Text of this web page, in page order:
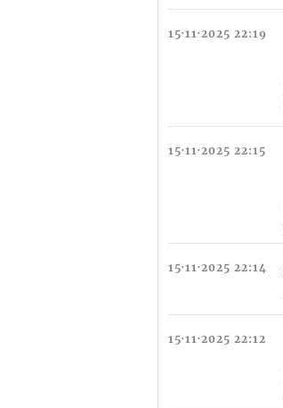
15·11·2025 22:19
15·11·2025 22:15
15·11·2025 22:14
15·11·2025 22:12